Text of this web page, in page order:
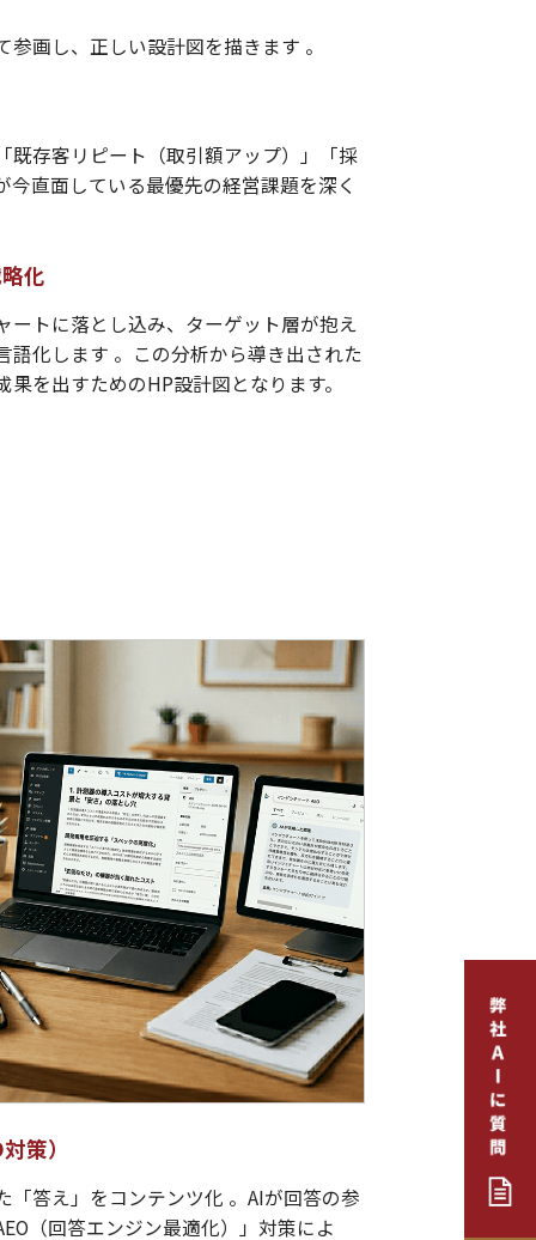
画し、正しい設計図を描きます 。
既存客リピート（取引額アップ）」「採
直面している最優先の経営課題を深く
化
ートに落とし込み、ターゲット層が抱え
語化します 。この分析から導き出された
を出すためのHP設計図となります。
策）
「答え」をコンテンツ化 。AIが回答の参
（回答エンジン最適化）」対策によ